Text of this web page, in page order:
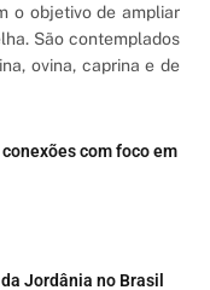
o objetivo de ampliar
São contemplados
ovina, caprina e de
com foco em
Jordânia no Brasil